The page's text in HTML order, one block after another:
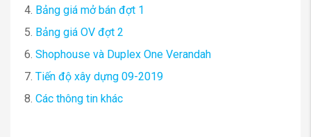
4. Bảng giá mở bán đợt 1
5. Bảng giá OV đợt 2
6. Shophouse và Duplex One Verandah
7. Tiến độ xây dựng 09-2019
8. Các thông tin khác